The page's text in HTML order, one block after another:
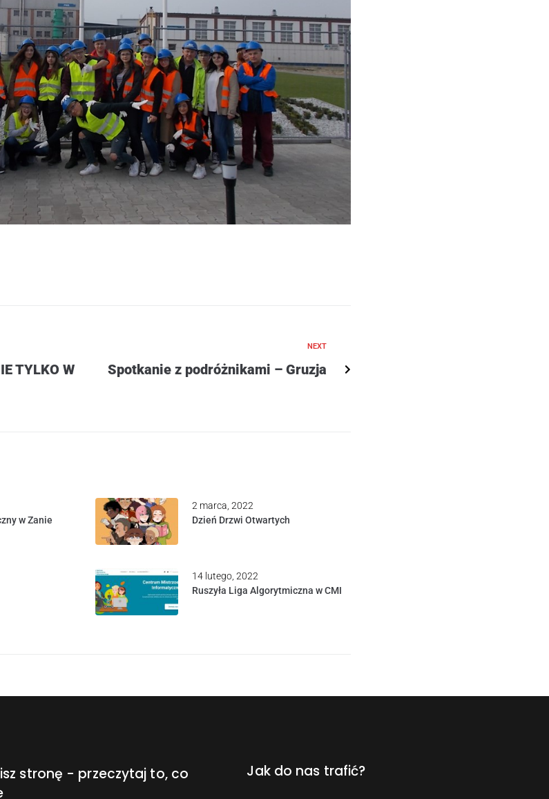
TYLKO W
NEXT
Spotkanie z podróżnikami – Gruzja
w Zanie
2 marca, 2022
Dzień Drzwi Otwartych
14 lutego, 2022
Ruszyła Liga Algorytmiczna w CMI
stronę - przeczytaj to, co
Jak do nas trafić?